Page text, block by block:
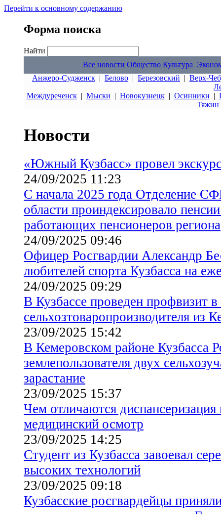
Перейти к основному содержанию
Форма поиска
Найти
Все новости Общество Культура
Анжеро-Судженск | Белово | Березовский | Верх-
Междуреченск| Мыски | Новокузнецк| Осинники |
Тяжин
Новости
«Южный Кузбасс» провел
24/09/2025 11:23
С начала 2025 года Отделение
области проиндексировало
работающих пенсионеров региона
24/09/2025 09:46
Офицер Росгвардии Александр
любителей спорта Кузбасса на
24/09/2025 09:29
В Кузбассе проведен профвизит
сельхозтоваропроизводителя из
23/09/2025 15:42
В Кемеровском районе Кузбасса
землепользователя двух
зарастание
23/09/2025 15:37
Чем отличаются
медицинский осмотр
23/09/2025 14:25
Студент из Кузбасса завоевал
высоких технологий
23/09/2025 09:18
Кузбасские росгвардейцы